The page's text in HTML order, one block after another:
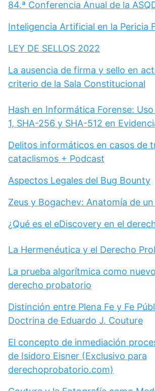
84.ª Conferencia Anual de la
Inteligencia Artificial en la Pericia
LEY DE SELLOS 2022
La ausencia de firma y sello en
criterio de la Sala Constitucional
Hash en Informática Forense:
1, SHA-256 y SHA-512 en
Delitos informáticos en casos de
cataclismos + Podcast
Aspectos Legales del Bug Bounty
Zeus y Bogachev: Anatomía de
¿Qué es el eDiscovery en el
La Hermenéutica y el Derecho
La prueba algorítmica como
derecho probatorio
Distinción entre Plena Fe y Fe
Doctrina de Eduardo J. Couture
El concepto de inmediación
de Isidoro Eisner (Exclusivo para
derechoprobatorio.com)